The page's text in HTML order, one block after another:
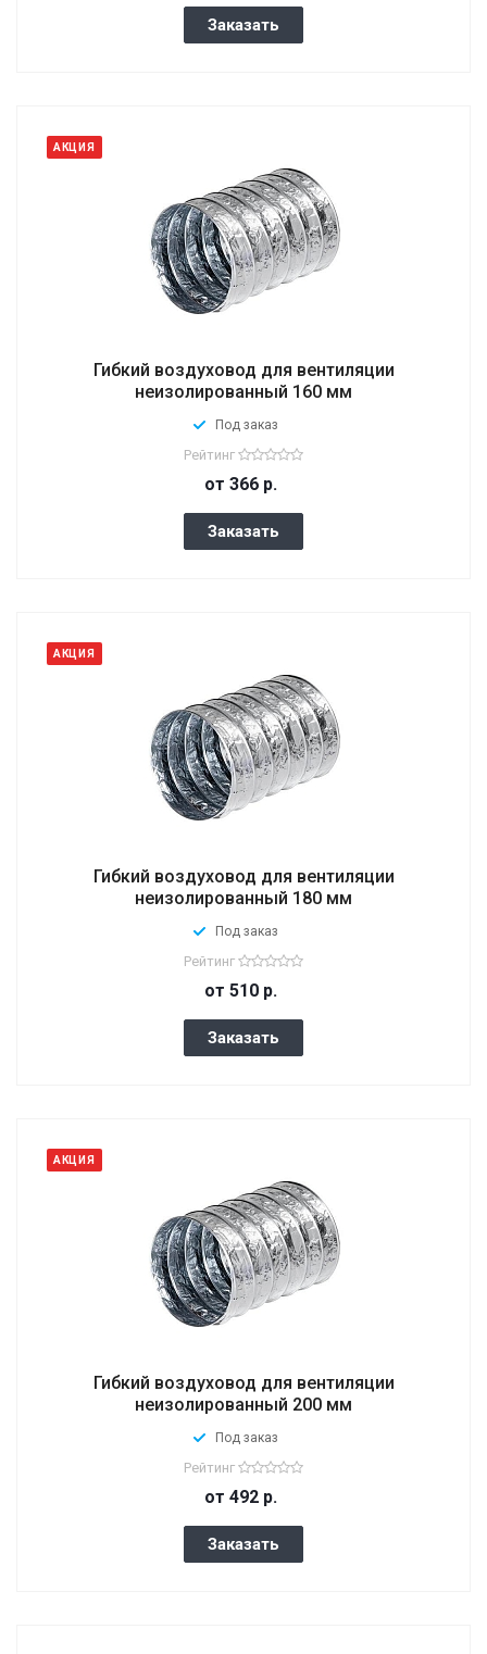
Заказать
АКЦИЯ
Гибкий воздуховод для вентиляции
неизолированный 160 мм
Под заказ
Рейтинг
от 366 р.
Заказать
АКЦИЯ
Гибкий воздуховод для вентиляции
неизолированный 180 мм
Под заказ
Рейтинг
от 510 р.
Заказать
АКЦИЯ
Гибкий воздуховод для вентиляции
неизолированный 200 мм
Под заказ
Рейтинг
от 492 р.
Заказать